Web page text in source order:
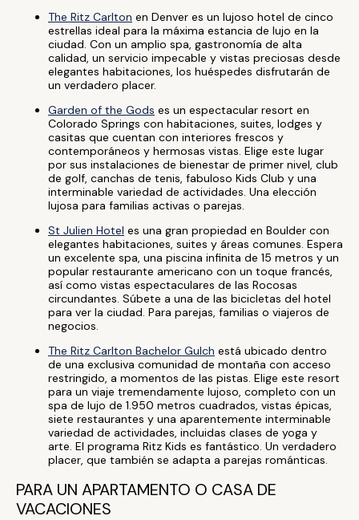
The Ritz Carlton en Denver es un lujoso hotel de cinco
estrellas ideal para la máxima estancia de lujo en la
ciudad. Con un amplio spa, gastronomía de alta
calidad, un servicio impecable y vistas preciosas desde
elegantes habitaciones, los huéspedes disfrutarán de
un verdadero placer.
Garden of the Gods es un espectacular resort en
Colorado Springs con habitaciones, suites, lodges y
casitas que cuentan con interiores frescos y
contemporáneos y hermosas vistas. Elige este lugar
por sus instalaciones de bienestar de primer nivel, club
de golf, canchas de tenis, fabuloso Kids Club y una
interminable variedad de actividades. Una elección
lujosa para familias activas o parejas.
St Julien Hotel es una gran propiedad en Boulder con
elegantes habitaciones, suites y áreas comunes. Espera
un excelente spa, una piscina infinita de 15 metros y un
popular restaurante americano con un toque francés,
así como vistas espectaculares de las Rocosas
circundantes. Súbete a una de las bicicletas del hotel
para ver la ciudad. Para parejas, familias o viajeros de
negocios.
The Ritz Carlton Bachelor Gulch está ubicado dentro
de una exclusiva comunidad de montaña con acceso
restringido, a momentos de las pistas. Elige este resort
para un viaje tremendamente lujoso, completo con un
spa de lujo de 1.950 metros cuadrados, vistas épicas,
siete restaurantes y una aparentemente interminable
variedad de actividades, incluidas clases de yoga y
arte. El programa Ritz Kids es fantástico. Un verdadero
placer, que también se adapta a parejas románticas.
PARA UN APARTAMENTO O CASA DE
VACACIONES